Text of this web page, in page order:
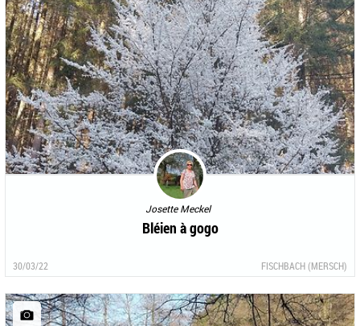
Josette Meckel
Bléien à gogo
30/03/22 FISCHBACH (MERSCH)